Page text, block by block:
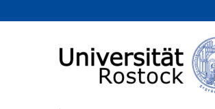
zum Inhalt